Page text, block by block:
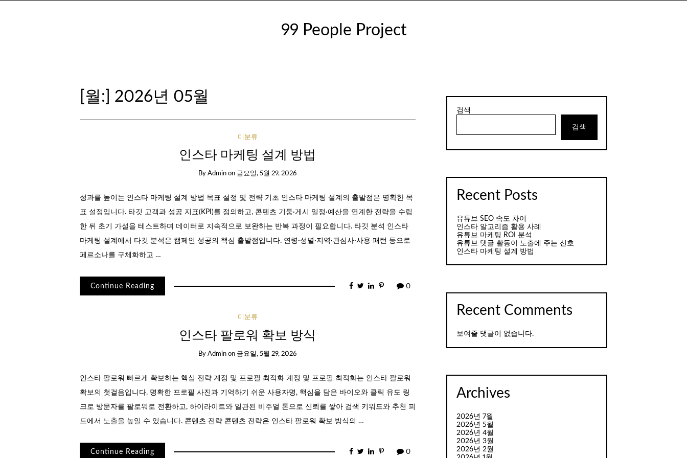
99 People Project
[월:] 2026년 05월
미분류
인스타 마케팅 설계 방법
ByAdmin on 금요일, 5월 29, 2026
성과를 높이는 인스타 마케팅 설계 방법 목표 설정 및 전략 기초 인스타 마케팅 설계의 출발점은 명확한 목
표 설정입니다. 타깃 고객과 성공 지표(KPI)를 정의하고, 콘텐츠 기둥·게시 일정·예산을 연계한 전략을 수립
한 뒤 초기 가설을 테스트하며 데이터로 지속적으로 보완하는 반복 과정이 필요합니다. 타깃 분석 인스타
마케팅 설계에서 타깃 분석은 캠페인 성공의 핵심 출발점입니다. 연령·성별·지역·관심사·사용 패턴 등으로
페르소나를 구체화하고 …
Continue Reading 0
미분류
인스타 팔로워 확보 방식
ByAdmin on 금요일, 5월 29, 2026
인스타 팔로워 빠르게 확보하는 핵심 전략 계정 및 프로필 최적화 계정 및 프로필 최적화는 인스타 팔로워
확보의 첫걸음입니다. 명확한 프로필 사진과 기억하기 쉬운 사용자명, 핵심을 담은 바이오와 클릭 유도 링
크로 방문자를 팔로워로 전환하고, 하이라이트와 일관된 비주얼 톤으로 신뢰를 쌓아 검색 키워드와 추천 피
드에서 노출을 높일 수 있습니다. 콘텐츠 전략 콘텐츠 전략은 인스타 팔로워 확보 방식의 …
Continue Reading 0
검색
검색
Recent Posts
유튜브 SEO 속도 차이
인스타 알고리즘 활용 사례
유튜브 마케팅 ROI 분석
유튜브 댓글 활동이 노출에 주는 신호
인스타 마케팅 설계 방법
Recent Comments
보여줄 댓글이 없습니다.
Archives
2026년 7월
2026년 5월
2026년 4월
2026년 3월
2026년 2월